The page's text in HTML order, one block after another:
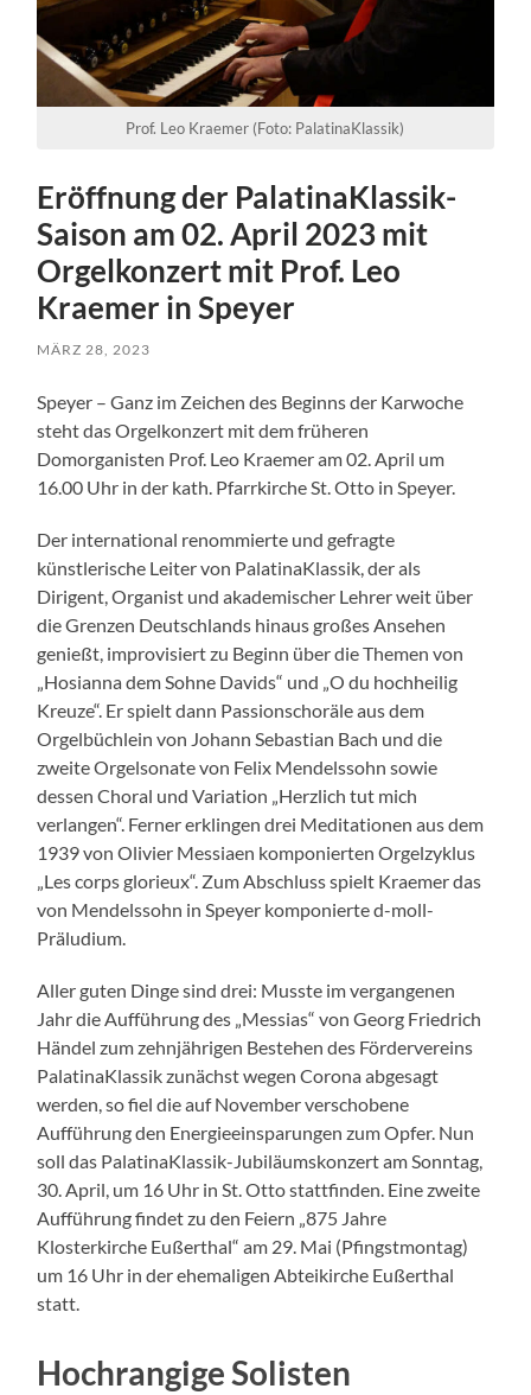
Prof. Leo Kraemer (Foto: PalatinaKlassik)
Eröffnung der PalatinaKlassik-
Saison am 02. April 2023 mit
Orgelkonzert mit Prof. Leo
Kraemer in Speyer
MÄRZ 28, 2023
Speyer – Ganz im Zeichen des Beginns der Karwoche
steht das Orgelkonzert mit dem früheren
Domorganisten Prof. Leo Kraemer am 02. April um
16.00 Uhr in der kath. Pfarrkirche St. Otto in Speyer.
Der international renommierte und gefragte
künstlerische Leiter von PalatinaKlassik, der als
Dirigent, Organist und akademischer Lehrer weit über
die Grenzen Deutschlands hinaus großes Ansehen
genießt, improvisiert zu Beginn über die Themen von
„Hosianna dem Sohne Davids“ und „O du hochheilig
Kreuze“. Er spielt dann Passionschoräle aus dem
Orgelbüchlein von Johann Sebastian Bach und die
zweite Orgelsonate von Felix Mendelssohn sowie
dessen Choral und Variation „Herzlich tut mich
verlangen“. Ferner erklingen drei Meditationen aus dem
1939 von Olivier Messiaen komponierten Orgelzyklus
„Les corps glorieux“. Zum Abschluss spielt Kraemer das
von Mendelssohn in Speyer komponierte d-moll-
Präludium.
Aller guten Dinge sind drei: Musste im vergangenen
Jahr die Aufführung des „Messias“ von Georg Friedrich
Händel zum zehnjährigen Bestehen des Fördervereins
PalatinaKlassik zunächst wegen Corona abgesagt
werden, so fiel die auf November verschobene
Aufführung den Energieeinsparungen zum Opfer. Nun
soll das PalatinaKlassik-Jubiläumskonzert am Sonntag,
30. April, um 16 Uhr in St. Otto stattfinden. Eine zweite
Aufführung findet zu den Feiern „875 Jahre
Klosterkirche Eußerthal“ am 29. Mai (Pfingstmontag)
um 16 Uhr in der ehemaligen Abteikirche Eußerthal
statt.
Hochrangige Solisten